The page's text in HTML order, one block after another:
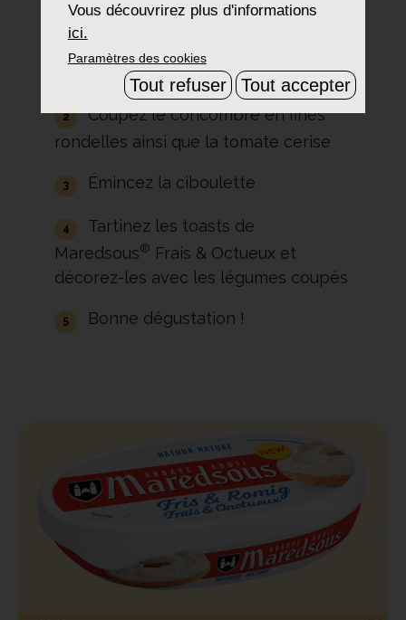
Préparation
Prenez deux toasts aux céréales
Coupez le concombre en fines
rondelles ainsi que la tomate cerise
Émincez la ciboulette
Tartinez les toasts de
Maredsous® Frais & Octueux et
décorez-les avec les légumes coupés
Bonne dégustation !
Vous découvrirez plus d'informations
ici.
Paramètres des cookies
Tout refuser Tout accepter